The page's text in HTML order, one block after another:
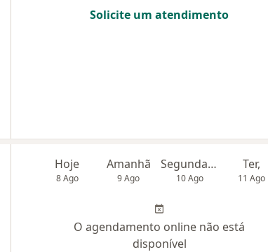
Solicite um atendimento
Hoje
8 Ago
Amanhã
9 Ago
Segunda-feira
10 Ago
Ter,
11 Ago
O agendamento online não está
disponível